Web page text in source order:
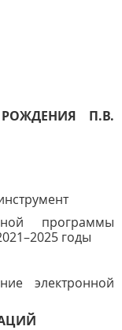
П.В.
программы
годы
электронной